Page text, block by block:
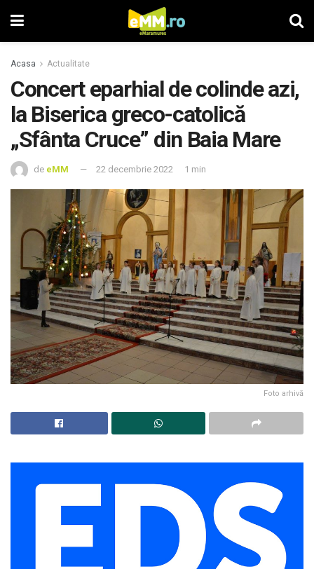
Acasa Actualitate
Concert eparhial de colinde azi,
la Biserica greco-catolică
„Sfânta Cruce” din Baia Mare
de eMM 22 decembrie 2022 1 min
Foto arhivă